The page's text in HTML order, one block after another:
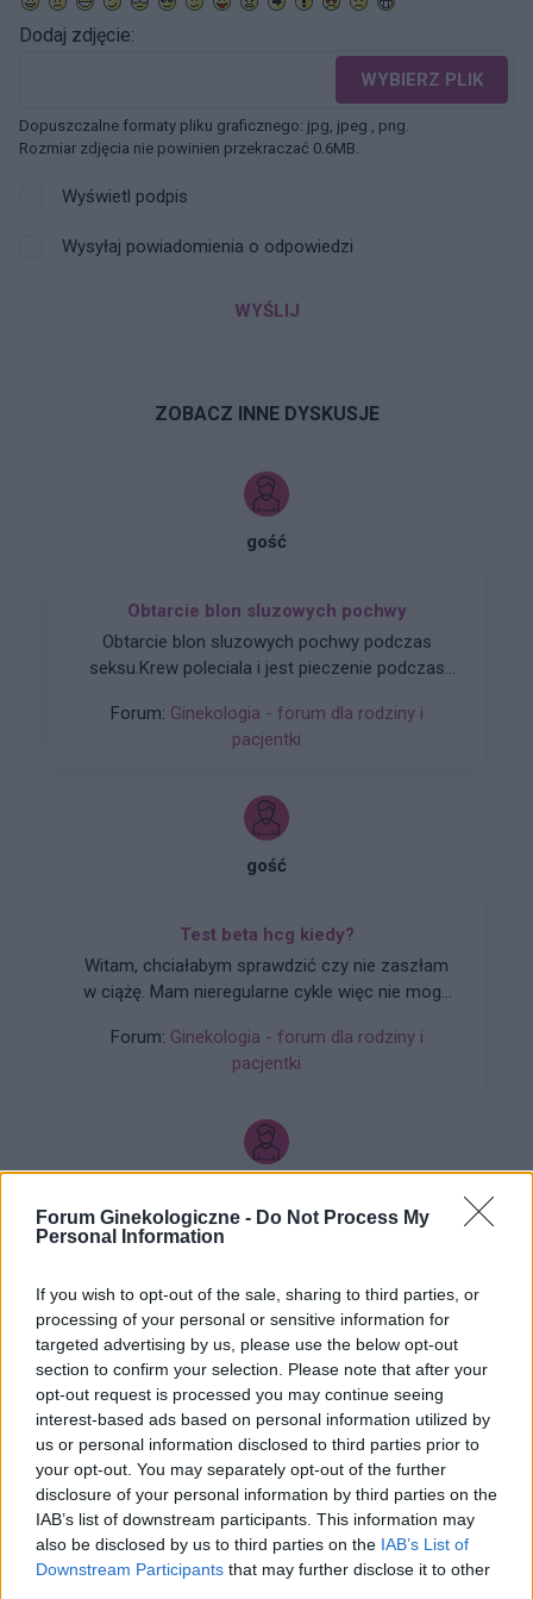
Forum Ginekologiczne - Do Not Process My
Personal Information
If you wish to opt-out of the sale, sharing to third parties, or
processing of your personal or sensitive information for
targeted advertising by us, please use the below opt-out
section to confirm your selection. Please note that after your
opt-out request is processed you may continue seeing
interest-based ads based on personal information utilized by
us or personal information disclosed to third parties prior to
your opt-out. You may separately opt-out of the further
disclosure of your personal information by third parties on the
IAB’s list of downstream participants. This information may
also be disclosed by us to third parties on the IAB’s List of
Downstream Participants that may further disclose it to other
Dodaj zdjęcie:
WYBIERZ PLIK
Dopuszczalne formaty pliku graficznego: jpg, jpeg , png.
Rozmiar zdjęcia nie powinien przekraczać 0.6MB.
Wyświetl podpis
Wysyłaj powiadomienia o odpowiedzi
WYŚLIJ
ZOBACZ INNE DYSKUSJE
gość
Obtarcie blon sluzowych pochwy
Obtarcie blon sluzowych pochwy podczas
seksu.Krew poleciala i jest pieczenie podczas
pomoze na ta dolegliwość?.
Forum: Ginekologia - forum dla rodziny i
pacjentki
gość
Test beta hcg kiedy?
Witam, chciałabym sprawdzić czy nie zaszłam
w ciążę. Mam nieregularne cykle więc nie mogę
dniu cyklu czy zrobienie takiego testu w tym
czasie da mi prawdziwy wynik żeby się nie
taki test?
Forum: Ginekologia - forum dla rodziny i
pacjentki
Jestem po poronieniu i brałam profilaktycznie
doxycycline i w tym samym miesiącu dostalam
zapalenie pęcherza moczowego i brałam też
furaginum i witaminę c , nie dostałam okresu od
10 dni ,ciąża wykluczona beta HCG
przedwczoraj 0,2 a na wizycie u ginekologa
usłyszałam tylko że on nic tu nie widzi i że
endometrium bardzo cieniutkie .moje pytanie
czy okres powinien przyjść w tym miesiącu czy
to coś poważniejszego ?
Forum:
Ginekologia - forum dla rodziny i
pacjentki
gość
Dziwne plamienia